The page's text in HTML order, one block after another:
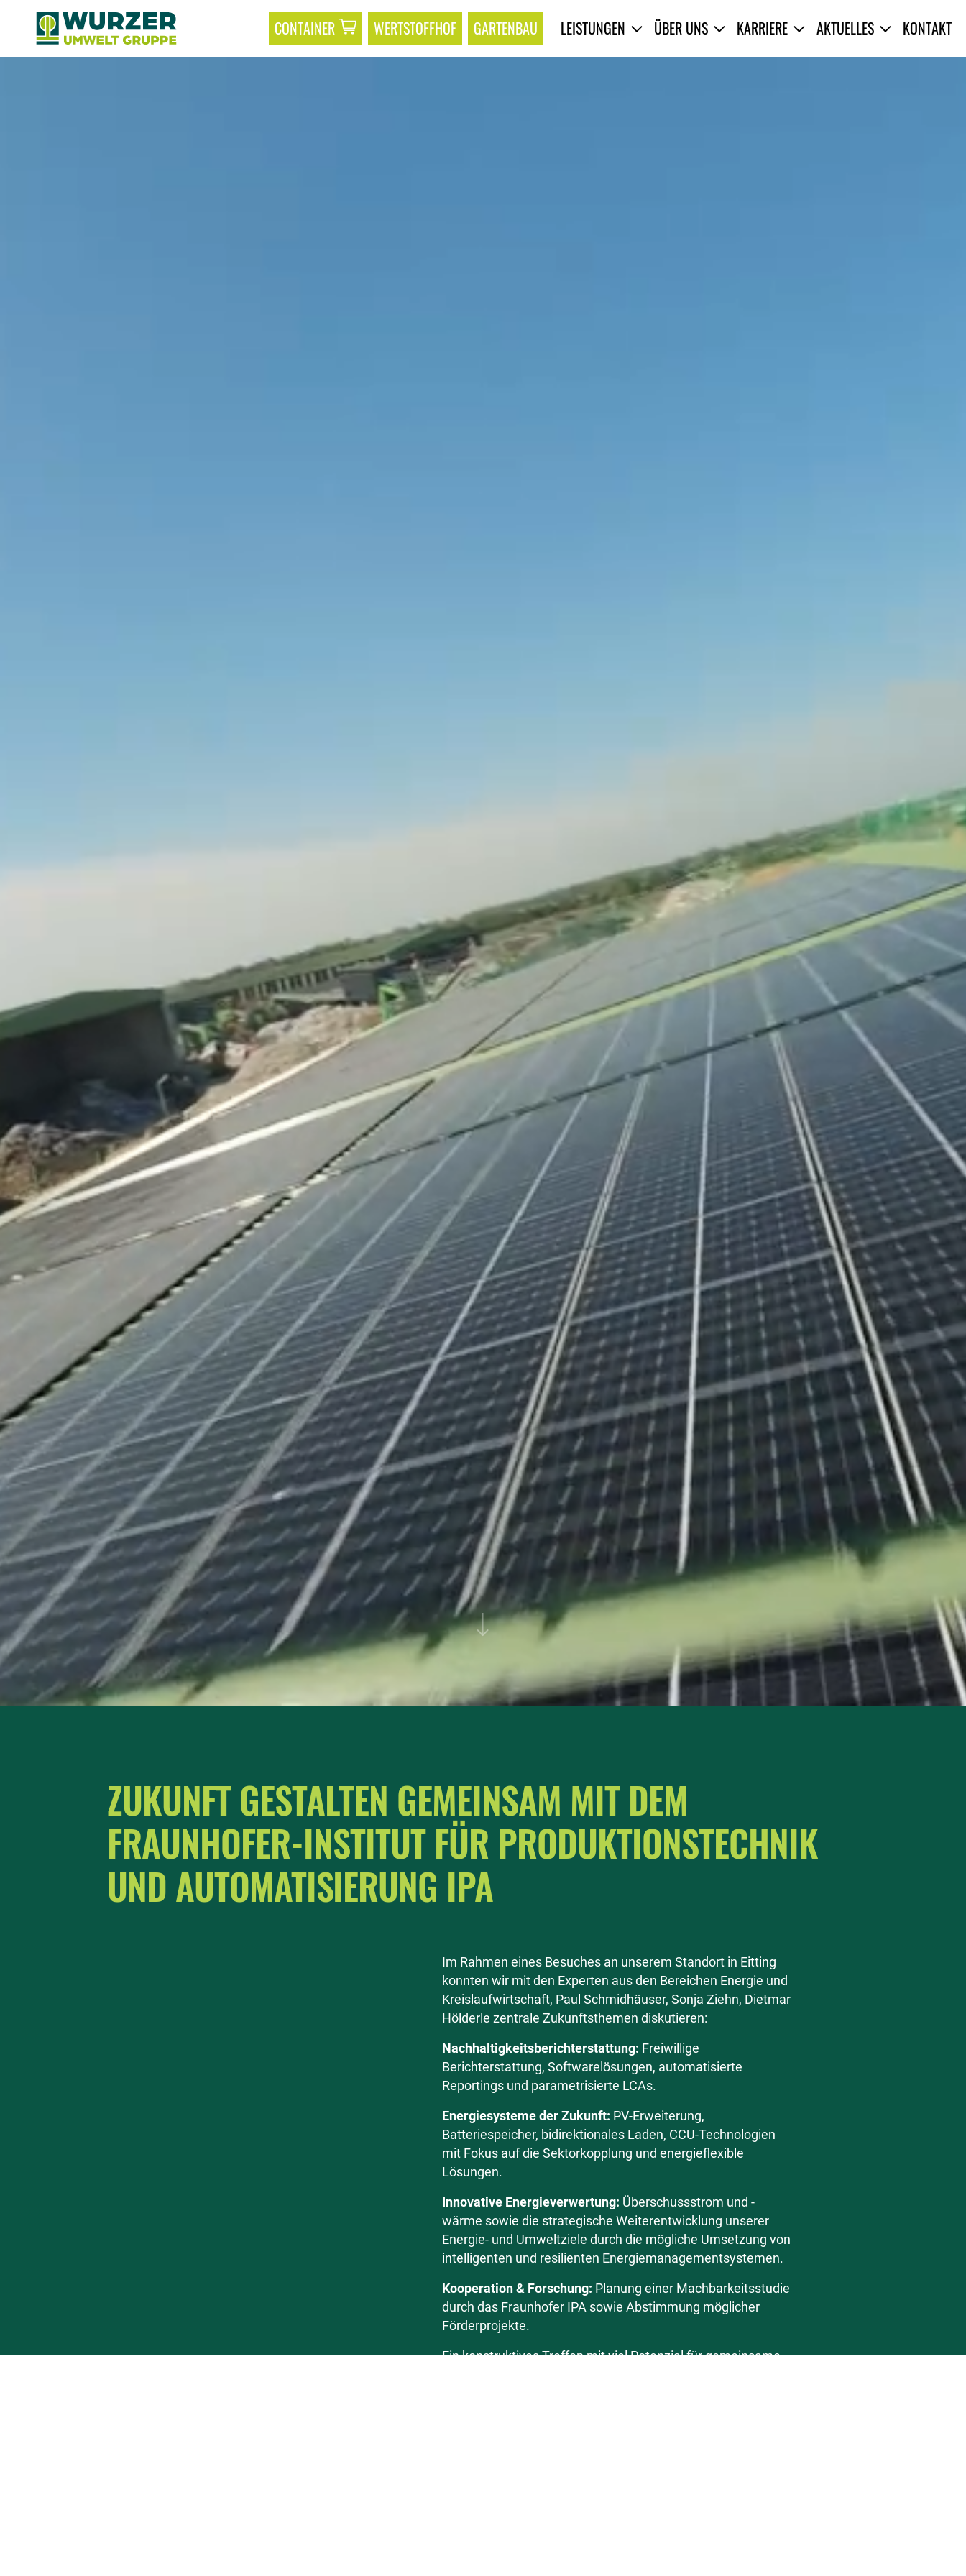
CONTAINER WERTSTOFFHOF GARTENBAU LEISTUNGEN ÜBER UNS KARRIERE AKTUELLES KONTAKT
ZUKUNFT GESTALTEN GEMEINSAM MIT DEM
FRAUNHOFER-INSTITUT FÜR PRODUKTIONSTECHNIK
UND AUTOMATISIERUNG IPA
Im Rahmen eines Besuches an unserem Standort in Eitting
konnten wir mit den Experten aus den Bereichen Energie und
Kreislaufwirtschaft, Paul Schmidhäuser, Sonja Ziehn, Dietmar
Hölderle zentrale Zukunftsthemen diskutieren:
Nachhaltigkeitsberichterstattung: Freiwillige
Berichterstattung, Softwarelösungen, automatisierte
Reportings und parametrisierte LCAs.
Energiesysteme der Zukunft: PV-Erweiterung,
Batteriespeicher, bidirektionales Laden, CCU-Technologien
mit Fokus auf die Sektorkopplung und energieflexible
Lösungen.
Innovative Energieverwertung: Überschussstrom und -
wärme sowie die strategische Weiterentwicklung unserer
Energie- und Umweltziele durch die mögliche Umsetzung von
intelligenten und resilienten Energiemanagementsystemen.
Kooperation & Forschung: Planung einer Machbarkeitsstudie
durch das Fraunhofer IPA sowie Abstimmung möglicher
Förderprojekte.
Ein konstruktives Treffen mit viel Potenzial für gemeinsame